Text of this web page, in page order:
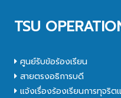
TSU
ศูนย์รับข้อร้องเรียน
สายตรงอธิการบดี
แจ้งเรื่องร้องเรียนการทุจริ